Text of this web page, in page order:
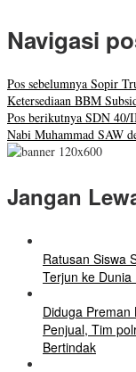
Navigasi
Pos sebelumnya Sopir
Ketersediaan BBM
Pos berikutnya SDN 40/
Nabi Muhammad SAW
Jangan
Ratusan Siswa
Terjun ke Dunia
Diduga Preman
Penjual, Tim
Bertindak